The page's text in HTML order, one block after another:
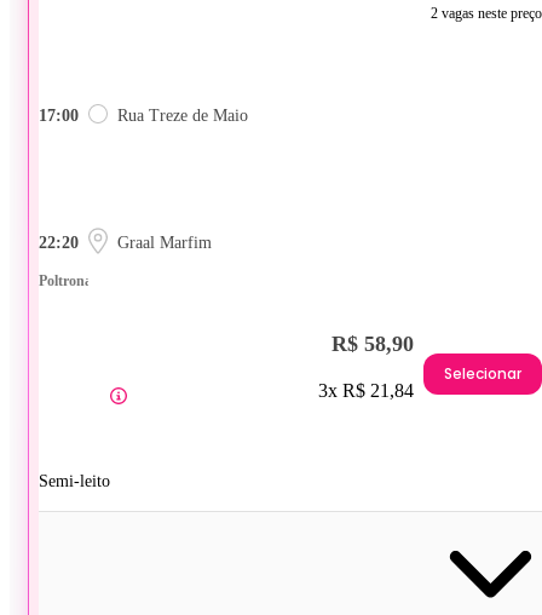
2 vagas neste preço
17:00 Rua Treze de Maio
22:20 Graal Marfim
Poltrona
Semi-leito
R$ 58,90
3x R$ 21,84
Selecionar